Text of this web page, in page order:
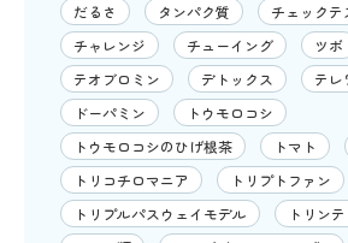
だるさ
タンパク質
チェックテ
チャレンジ
チューイング ツボ
テオブロミン
デトックス
テレ
ドーパミン
トウモロコシ
トウモロコシのひげ根茶
トマト
トリコチロマニア
トリプトファン
トリプルパスウェイモデル
トリン